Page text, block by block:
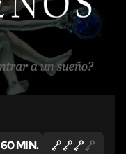
60 MIN.